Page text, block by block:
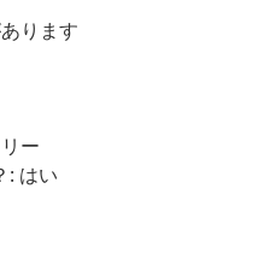
ります
ー
: はい